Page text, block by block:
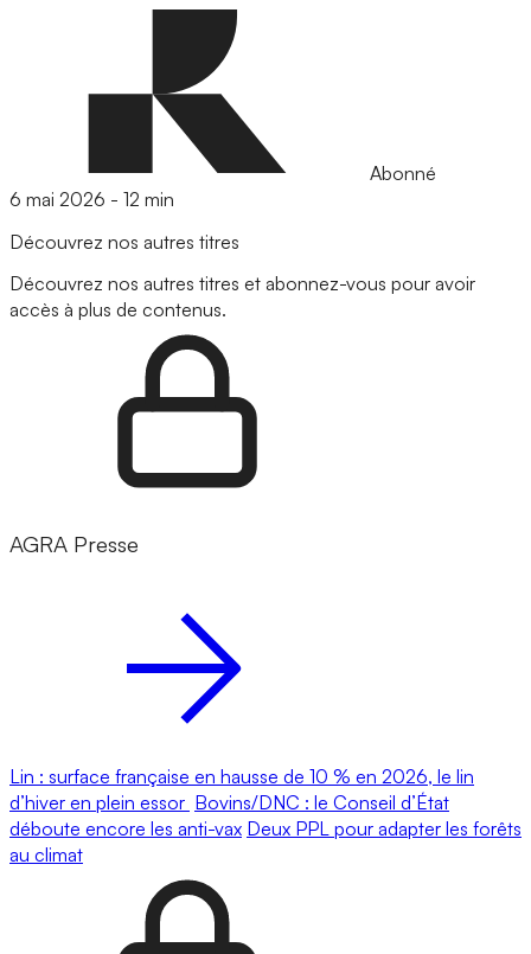
Abonné
6 mai 2026 - 12 min
Découvrez nos autres titres
Découvrez nos autres titres et abonnez-vous pour avoir
accès à plus de contenus.
AGRA Presse
Lin : surface française en hausse de 10 % en 2026, le lin
d’hiver en plein essor Bovins/DNC : le Conseil d’État
déboute encore les anti-vax Deux PPL pour adapter les forêts
au climat